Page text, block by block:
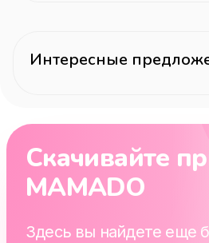
Интересные
Скачивайте
MAMADO
Здесь вы найдете еще